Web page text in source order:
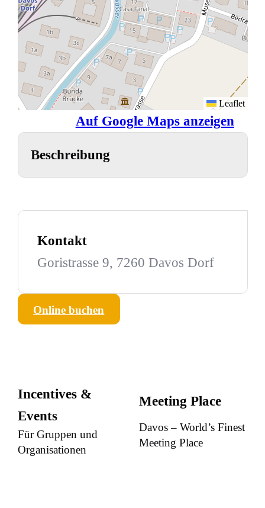
Leaflet
Auf Google Maps anzeigen
Beschreibung
Kontakt
Goristrasse 9, 7260 Davos Dorf
Online buchen
Incentives &
Events
Für Gruppen und
Organisationen
Meeting Place
Davos – World’s Finest
Meeting Place